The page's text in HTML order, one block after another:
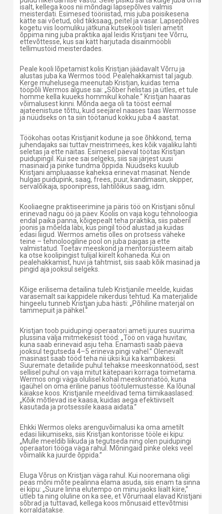
isalt, kellega koos nii mõndagi lapsepõlves valmis
meisterdati. Esimesed tööriistad, mis juba poisikesena
kätte sai võetud, olid tikksaag, peitel ja vasar. Lapsepõlves
kogetu viis loomuliku jätkuna kutsekooli tisleri ametit
õppima ning juba praktika ajal leidis Kristjani tee Võrru,
ettevõttesse, kus sai kätt harjutada disainmööbli
tellimustöid meisterdades.
Peale kooli lõpetamist kolis Kristjan jäädavalt Võrru ja
alustas juba ka Wermos tööd. Pealehakkamist tal jagub.
Kerge muhelusega meenutab Kristjan, kuidas tema
tööpõli Wermos alguse sai: „Sõber helistas ja ütles, et tule
homme kella kuueks hommikul kohale.” Kristjan haaras
võimalusest kinni. Mõnda aega oli ta tööst eemal
ajateenistuse tõttu, kuid seejärel naases taas Wermosse
ja nüüdseks on ta siin töötanud kokku juba 4 aastat.
Töökohas ootas Kristjanit kodune ja soe õhkkond, tema
juhendajaks sai tuttav meistrimees, kes kõik vajaliku lahti
seletas ja ette näitas. Esimesel päeval töötas Kristjan
puidupingil. Kui see sai selgeks, siis sai järjest uusi
masinaid ja pinke tundma õppida. Nüüdseks kuulub
Kristjani ampluaasse kaheksa erinevat masinat. Nende
hulgas puidupink, saag, frees, puur, kandimasin, skipper,
servalõikaja, spoonipress, lahtilõikus saag, idm.
Kooliaegne praktiseerimine ja päris töö on Kristjani sõnul
erinevad nagu öö ja päev. Koolis on vaja kogu tehnoloogia
endal paika panna, kõigepealt teha praktika, siis paberil
joonis ja mõelda läbi, kus pingil tööd alustad ja kuidas
edasi liigud. Wermos ametis olles on protsess väheke
teine – tehnoloogiline pool on juba paigas ja ette
valmistatud. Toetav meeskond ja mentorsüsteem aitab
ka otse koolipingist tulijal kiirelt kohaneda. Kui on
pealehakkamist, huvi ja tahtmist, siis saab kõik masinad ja
pingid aja jooksul selgeks.
Kõige erilisema detailina tuleb Kristjanile meelde, kuidas
varasemalt sai kappidele nikerdusi tehtud. Ka materjalide
hingeelu tunneb Kristjan juba hästi: „Põhiline materjal on
tammepuit ja pähkel.“
Kristjan toob puidupingi operaatori ameti juures suurima
plussina välja mitmekesist tööd: „Töö on väga huvitav,
kuna saab erinevaid asju teha. Enamasti saab päeva
jooksul tegutseda 4–5 erineva pingi vahel.” Olenevalt
masinast saab tööd teha nii üksi kui ka kambakesi.
Suuremate detailide puhul tehakse meeskonnatööd, sest
sellisel puhul on vaja mitut kätepaari korraga toimetama.
Wermos ongi väga olulisel kohal meeskonnatöö, kuna
igaühel on oma eriline panus töötulemustesse. Ka lõunal
käiakse koos. Kristjanile meeldivad tema tiimikaaslased:
„Kõik mõtlevad ise kaasa, kuidas aega efektiivselt
kasutada ja protsessile kaasa aidata.”
Ehkki Wermos oleks arenguvõimalusi ka oma ametilt
edasi liikumiseks, siis Kristjan kontorisse tööle ei kipu:
„Mulle meeldib liikuda ja tegutseda ning olen puidupingi
operaatori tööga väga rahul. Mõningaid pinke oleks veel
võimalik ka juurde õppida.”
Eluga Võrus on Kristjan väga rahul. Kui nooremana oligi
peas mõni mõte pealinna elama asuda, siis enam ta sinna
ei kipu: „Suure linna elutempo on minu jaoks liialt kiire,”
ütleb ta ning oluline on ka see, et Võrumaal elavad Kristjani
sõbrad ja tuttavad, kellega koos mõnusaid ettevõtmisi
korraldatakse.